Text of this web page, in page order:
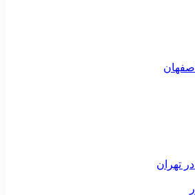
تهران